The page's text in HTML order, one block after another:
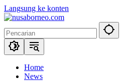
Langsung ke konten
Home
News